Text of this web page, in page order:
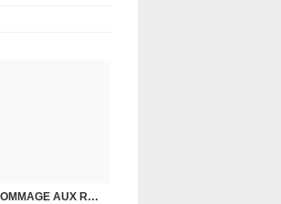
8 MAI 2026, LES COMMUNISTES DE MANTES-LA-JOLIE RENDENT HOMMAGE AUX RÉSISTANTS.
POUR AGIR